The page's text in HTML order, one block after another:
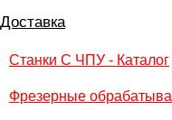
Доставка
Станки С ЧПУ - Каталог
Фрезерные